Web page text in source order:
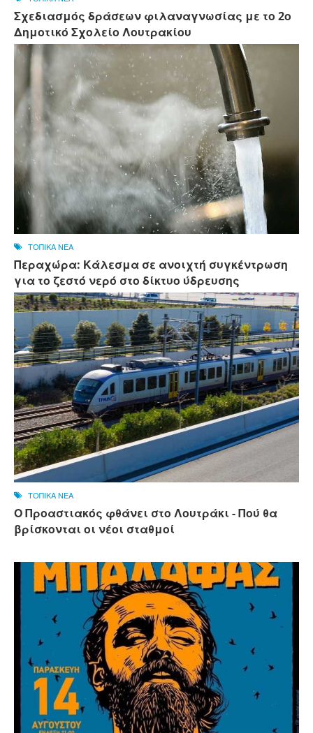
Σχεδιασμός δράσεων φιλαναγνωσίας με το 2ο
Δημοτικό Σχολείο Λουτρακίου
ΤΟΠΙΚΑ ΝΕΑ
Περαχώρα: Κάλεσμα σε ανοιχτή συγκέντρωση
για το ζεστό νερό στο δίκτυο ύδρευσης
ΤΟΠΙΚΑ ΝΕΑ
Ο Προαστιακός φθάνει στο Λουτράκι - Πού θα
βρίσκονται οι νέοι σταθμοί